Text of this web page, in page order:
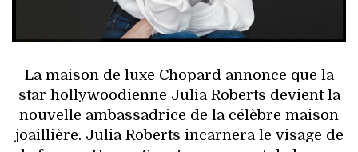
BEAUTÉ
MODE DE RUE
JEUNES CRÉATEURS
La maison de luxe Chopard annonce que la
star hollywoodienne Julia Roberts devient la
nouvelle ambassadrice de la célèbre maison
joaillière. Julia Roberts incarnera le visage de